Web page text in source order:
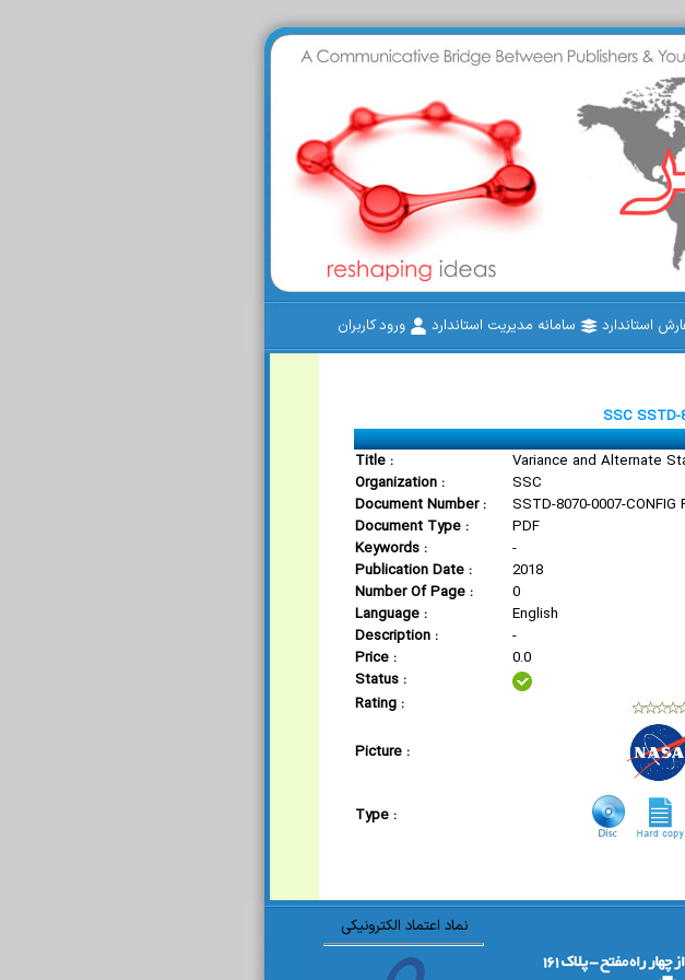
استاندارد سامانه مدیریت استاندارد ورود کاربران
SSC SSTD-
Title :
Variance and Alternate
Organization :
SSC
Document Number :
SSTD-8070-0007-CONFIG
Document Type :
PDF
Keywords :
-
Publication Date :
2018
Number Of Page :
0
Language :
English
Description :
-
Price :
0.0
Status :
Rating :
Picture :
Type :
نماد اعتماد الکترونیکی